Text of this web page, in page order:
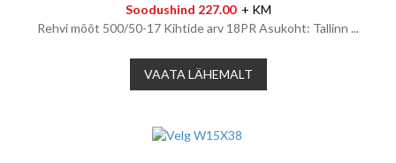
Soodushind 227.00 + KM
Rehvi mõõt 500/50-17 Kihtide arv 18PR Asukoht: Tallinn ...
VAATA LÄHEMALT